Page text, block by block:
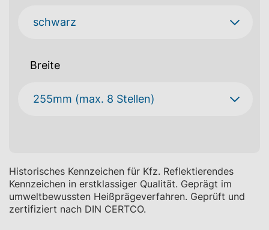
Breite
Historisches Kennzeichen für Kfz. Reflektierendes
Kennzeichen in erstklassiger Qualität. Geprägt im
umweltbewussten Heißprägeverfahren. Geprüft und
zertifiziert nach DIN CERTCO.